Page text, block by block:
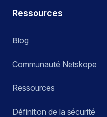
Ressources
Blog
Communauté Netskope
Ressources
Définition de la sécurité